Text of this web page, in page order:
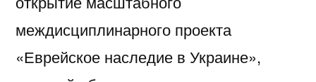
междисциплинарного проекта
«Еврейское наследие в Украине»,